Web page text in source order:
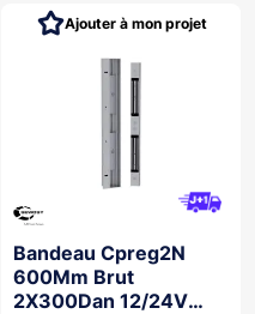
Bandeau Cpreg2N
600Mm Brut
2X300Dan 12/24V
Ajouter à mon projet